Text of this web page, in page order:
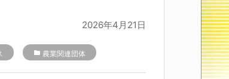
2026年4月21日
folder 農業関連団体